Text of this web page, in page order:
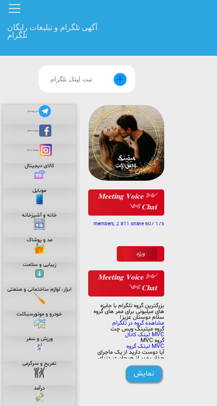
آگهی تلگرام و تبلیغات رایگان
تلگرام
instagram link
@energy_fun
@hamidpage
@hamidpages
کالای دیجیتال
موبایل
خانه و آشپزخانه
مد و پوشاک
زیبایی و سلامت
ابزار، لوازم ساختمانی و صنعتی
خودرو و موتورسیکلت
ورزش و سفر
تفریح و سرگرمی
درآمد
༺ 𝐌𝐞𝐞𝐭𝐢𝐧𝐠 𝐕𝐨𝐢𝐜𝐞
𝐂𝐡𝐚𝐭 ༻
175 607 members, 2 811 online
ویژه
༺ 𝐌𝐞𝐞𝐭𝐢𝐧𝐠 𝐕𝐨𝐢𝐜𝐞
𝐂𝐡𝐚𝐭 ༻
بزرگترین گروه تلگرام با جایزه
های میلیونی برای ممر های گروه
سلام دوستان عزیز!
مشاهده گروه در تلگرام
گروه میتینگ ویس چت
MVC لینک کانال
گروه MVC
MVC لینک گروه
آیا دوست دارید از یک ماجرای
جذاب و پر از هیجان در دنیای
مجازی بهره‌مند شوید؟ آیا
علاقه‌مندید به یک جمعیت پویا
و پرانرژی متصل شوید؟ پس از
اینکه این مقاله را مطالعه کنید،
نمایش